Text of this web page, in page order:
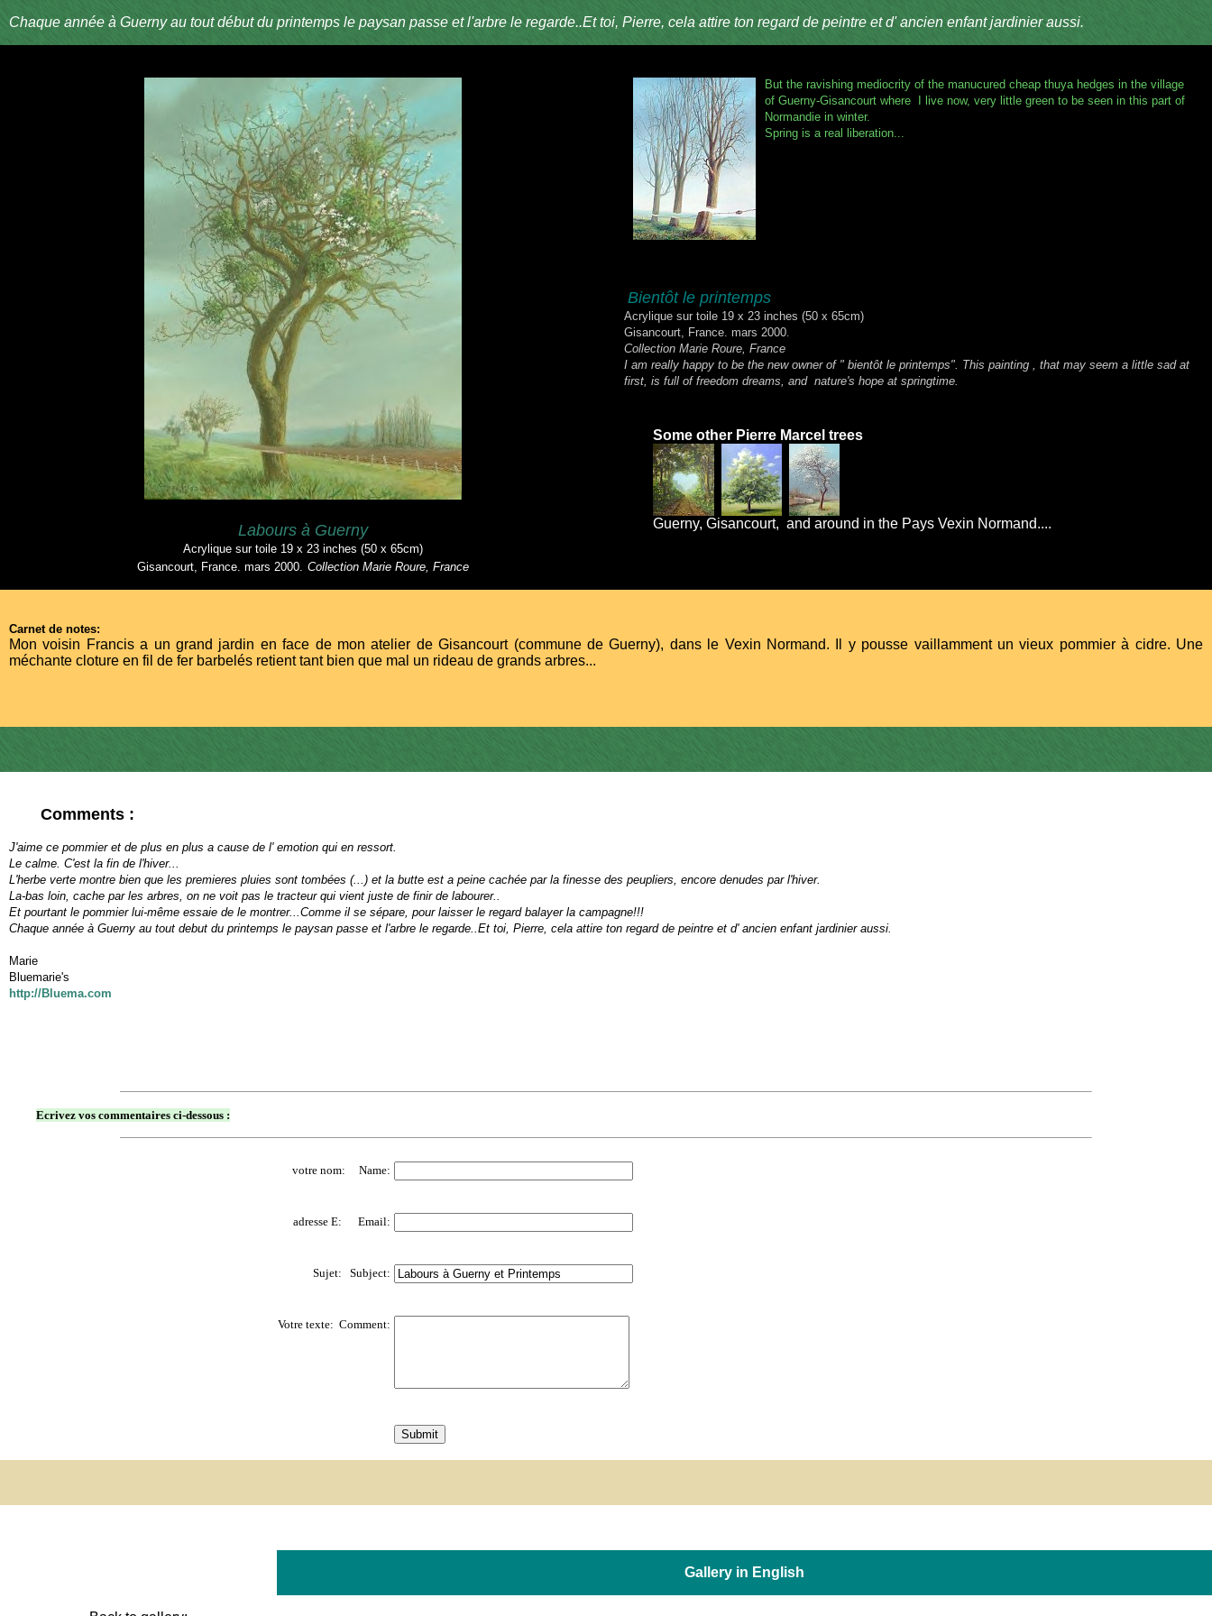
Chaque année à Guerny au tout début du printemps le paysan passe et l'arbre le regarde..Et toi, Pierre, cela attire ton regard de peintre et d' ancien enfant jardinier aussi.
Labours à Guerny
Acrylique sur toile 19 x 23 inches (50 x 65cm)
Gisancourt, France. mars 2000. Collection Marie Roure, France
But the ravishing mediocrity of the manucured cheap thuya hedges in the village
of Guerny-Gisancourt where I live now, very little green to be seen in this part of
Normandie in winter.
Spring is a real liberation...
Bientôt le printemps
Acrylique sur toile 19 x 23 inches (50 x 65cm)
Gisancourt, France. mars 2000.
Collection Marie Roure, France
I am really happy to be the new owner of " bientôt le printemps". This painting , that may seem a little sad at
first, is full of freedom dreams, and nature's hope at springtime.
Some other Pierre Marcel trees
Guerny, Gisancourt, and around in the Pays Vexin Normand....
Carnet de notes:
Mon voisin Francis a un grand jardin en face de mon atelier de Gisancourt (commune de Guerny), dans le Vexin Normand. Il y pousse vaillamment un vieux pommier à cidre. Une
méchante cloture en fil de fer barbelés retient tant bien que mal un rideau de grands arbres...
Comments :
J'aime ce pommier et de plus en plus a cause de l' emotion qui en ressort.
Le calme. C'est la fin de l'hiver...
L'herbe verte montre bien que les premieres pluies sont tombées (...) et la butte est a peine cachée par la finesse des peupliers, encore denudes par l'hiver.
La-bas loin, cache par les arbres, on ne voit pas le tracteur qui vient juste de finir de labourer..
Et pourtant le pommier lui-même essaie de le montrer...Comme il se sépare, pour laisser le regard balayer la campagne!!!
Chaque année à Guerny au tout debut du printemps le paysan passe et l'arbre le regarde..Et toi, Pierre, cela attire ton regard de peintre et d' ancien enfant jardinier aussi.
Marie
Bluemarie's
http://Bluema.com
Ecrivez vos commentaires ci-dessous :
votre nom: Name:
adresse E: Email:
Sujet: Subject:
Votre texte: Comment:
Gallery in English